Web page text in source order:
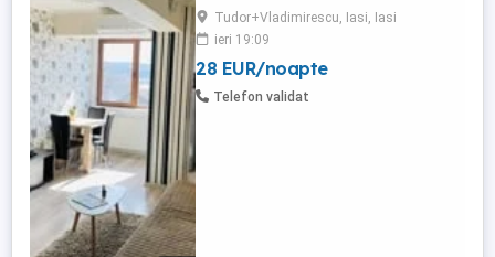
International ,1,2 km fata de Iulius Mall si
1,6 km fata de Palatul Culturii , acest
apartament ofera spatiu de cazare cu un
dormitor si living , dotat cu aer conditionat
, televizor, wifi , si parcare privata. Unitatea
Tudor+Vladimirescu, Iasi, Iasi
ieri 19:09
28 EUR/noapte
Telefon validat